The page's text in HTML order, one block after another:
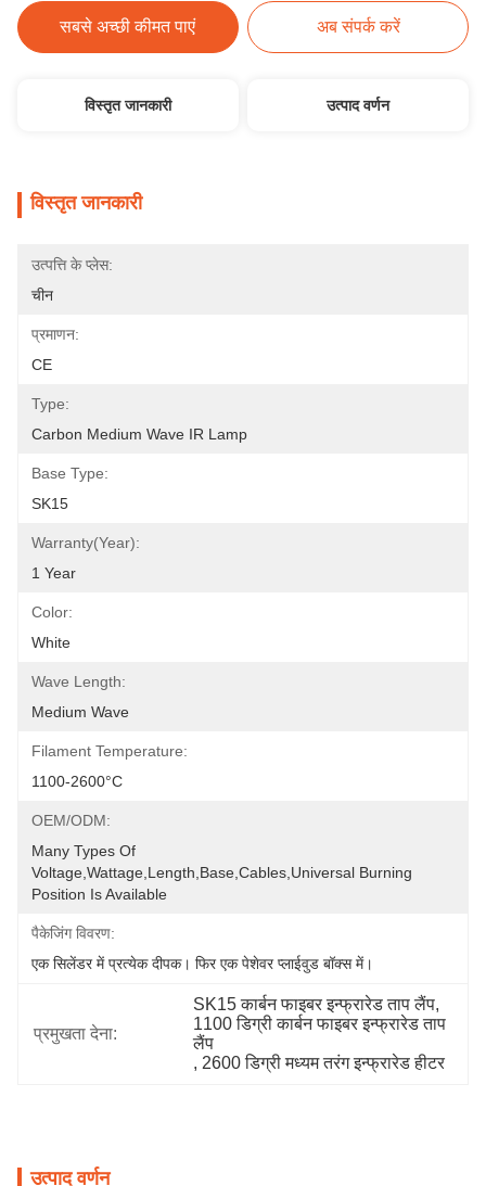
सबसे अच्छी कीमत पाएं अब संपर्क करें
विस्तृत जानकारी उत्पाद वर्णन
विस्तृत जानकारी
उत्पत्ति के प्लेस:
चीन
प्रमाणन:
CE
Type:
Carbon Medium Wave IR Lamp
Base Type:
SK15
Warranty(Year):
1 Year
Color:
White
Wave Length:
Medium Wave
Filament Temperature:
1100-2600°C
OEM/ODM:
Many Types Of
Voltage,wattage,length,base,cables,universal Burning
Position Is Available
पैकेजिंग विवरण:
एक सिलेंडर में प्रत्येक दीपक। फिर एक पेशेवर प्लाईवुड बॉक्स में।
प्रमुखता देना:
SK15 कार्बन फाइबर इन्फ्रारेड ताप लैंप,
1100 डिग्री कार्बन फाइबर इन्फ्रारेड ताप
लैंप
, 2600 डिग्री मध्यम तरंग इन्फ्रारेड हीटर
उत्पाद वर्णन